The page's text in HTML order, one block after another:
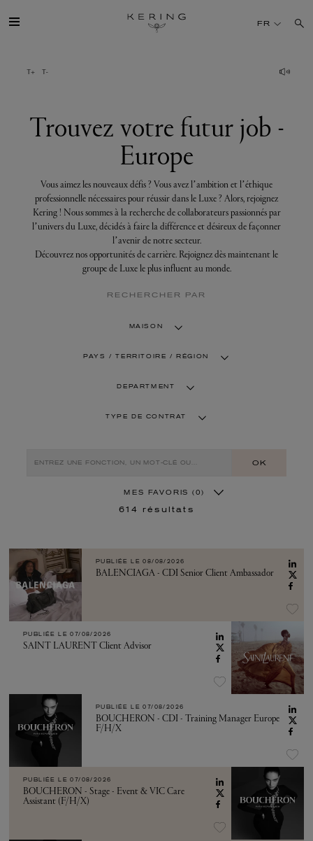
votre
futur
DÉV. DURABLE
FINANCE
PRESSE
FR
Trouvez votre futur job -
Europe
Vous aimez les nouveaux défis ? Vous avez l’ambition et l’éthique
professionnelle nécessaires pour réussir dans le Luxe ? Alors, rejoignez
Kering ! Nous sommes à la recherche de collaborateurs passionnés par
l’univers du Luxe, décidés à faire la différence et désireux de façonner
l’avenir de notre secteur.
Découvrez nos opportunités de carrière. Rejoignez dès maintenant le
groupe de Luxe le plus influent au monde.
RECHERCHER PAR
MAISON
PAYS / TERRITOIRE / RÉGION
DEPARTMENT
TYPE DE CONTRAT
OK
MES FAVORIS (0)
614 résultats
PUBLIÉE LE 08/08/2026
BALENCIAGA - CDI Senior Client Ambassador
PUBLIÉE LE 07/08/2026
SAINT LAURENT Client Advisor
PUBLIÉE LE 07/08/2026
BOUCHERON - CDI - Training Manager Europe
F/H/X
PUBLIÉE LE 07/08/2026
BOUCHERON - Stage - Event & VIC Care
Assistant (F/H/X)